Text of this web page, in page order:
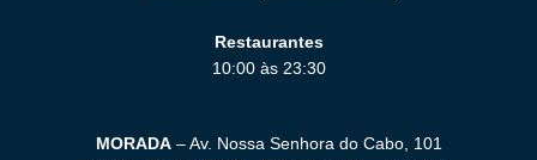
Restaurantes
10:00 às 23:30
MORADA– Av. Nossa Senhora do Cabo, 101